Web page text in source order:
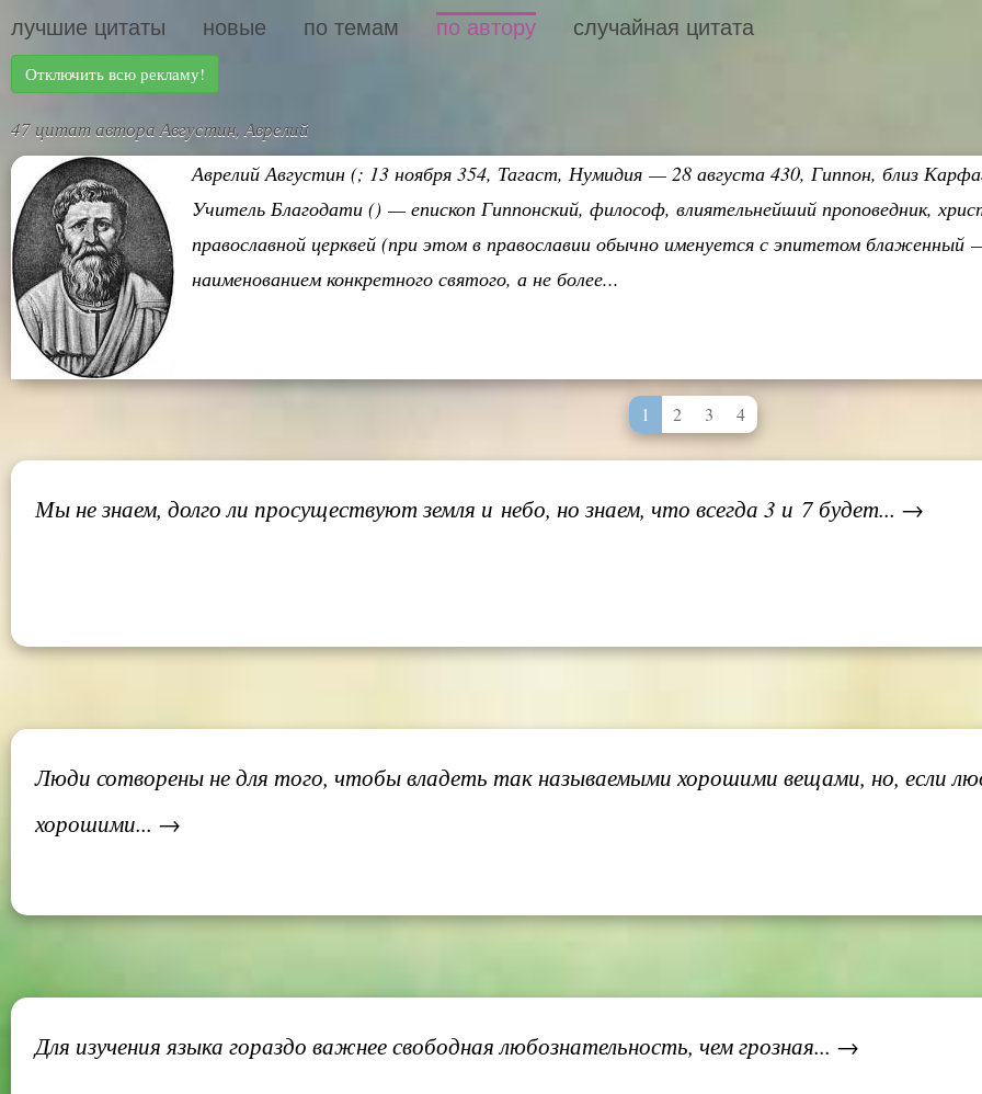
лучшие цитаты новые по темам по автору случайная цитата
Отключить всю рекламу!
47 цитат автора Августин, Аврелий
Аврелий Августин (; 13 ноября 354, Тагаст, Нумидия — 28 августа 430, Гиппон, близ
Учитель Благодати () — епископ Гиппонский, философ, влиятельнейший проповедник,
православной церквей (при этом в православии обычно именуется с эпитетом
наименованием конкретного святого, а не более...
1 2 3 4
Мы не знаем, долго ли просуществуют земля и небо, но знаем, что всегда 3 и 7 будет... →
Люди сотворены не для того, чтобы владеть так называемыми хорошими вещами, но, если
хорошими... →
Для изучения языка гораздо важнее свободная любознательность, чем грозная... →